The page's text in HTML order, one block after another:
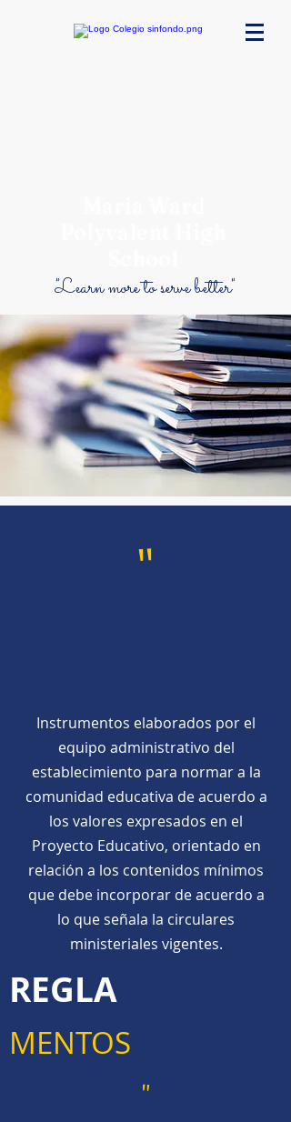
"Learn more to serve better"
"
Instrumentos elaborados por el
equipo administrativo del
establecimiento para normar a la
comunidad educativa de acuerdo a
los valores expresados en el
Proyecto Educativo, orientado en
relación a los contenidos mínimos
que debe incorporar de acuerdo a
lo que señala la circulares
ministeriales vigentes.
REGLA
MENTOS
"